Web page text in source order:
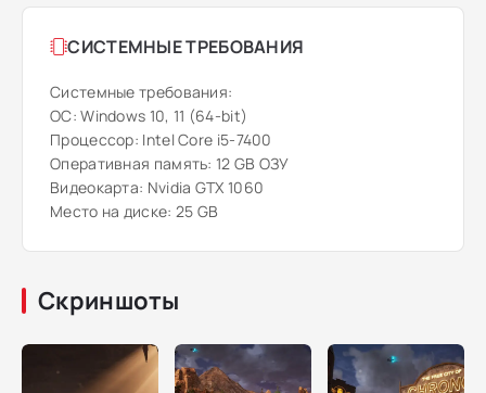
СИСТЕМНЫЕ ТРЕБОВАНИЯ
Системные требования:
ОС: Windows 10, 11 (64-bit)
Процессор: Intel Core i5-7400
Оперативная память: 12 GB ОЗУ
Видеокарта: Nvidia GTX 1060
Место на диске: 25 GB
Скриншоты